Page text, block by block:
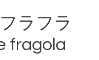
ラフラ
fragola